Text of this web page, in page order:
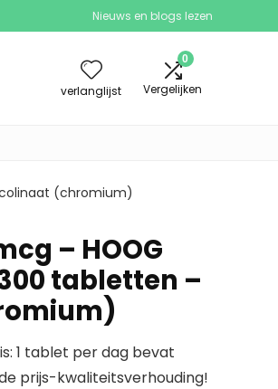
Nieuws en blogs lezen
verlanglijst
0
Vergelijken
(chromium)
– HOOG
300 tabletten –
1 tablet per dag bevat
prijs-kwaliteitsverhouding!